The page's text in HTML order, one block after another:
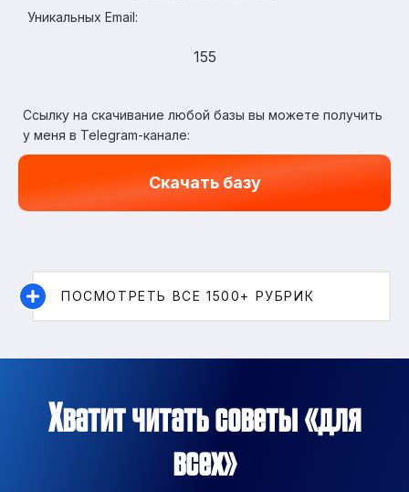
Уникальных Email:
155
Ссылку на скачивание любой базы вы можете получить
у меня в Telegram-канале:
Скачать базу
ПОСМОТРЕТЬ ВСЕ 1500+ РУБРИК
Хватит читать советы «для
всех»